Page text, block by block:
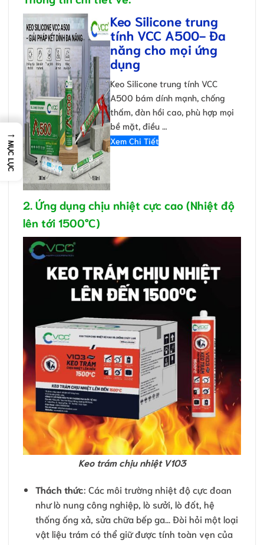
Keo Silicone trung
tính VCC A500- Đa
năng cho mọi ứng
dụng
Keo Silicone trung tính VCC
A500 bám dính mạnh, chống
thấm, đàn hồi cao, phù hợp mọi
bề mặt, điều …
Xem Chi Tiết
2. Ứng dụng chịu nhiệt cực cao (Nhiệt độ
lên tới 1500°C)
Keo trám chịu nhiệt V103
Thách thức: Các môi trường nhiệt độ cực đoan
như lò nung công nghiệp, lò sưởi, lò đốt, hệ
thống ống xả, sửa chữa bếp ga… Đòi hỏi một loại
vật liệu trám có thể giữ được tính toàn vẹn của
→
MỤC LỤC